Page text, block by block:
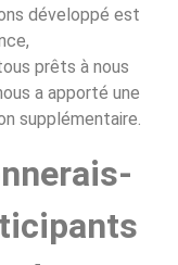
développé est
prêts à nous
a apporté une
supplémentaire.